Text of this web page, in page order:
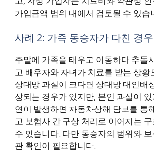
가입금액 범위 내에서 검토될 수 있습
사례 2: 가족 동승자가 다친 경우
주말에 가족을 태우고 이동하다 추돌
고 배우자와 자녀가 치료를 받는 상황
상대방 과실이 크다면 상대방 대인배
상되는 경우가 있지만, 본인 과실이
연이 발생하면 자동차상해 담보를 통
고 보험사 간 구상 처리로 이어지는
수 있습니다. 다만 동승자의 범위와
관 확인이 필요합니다.